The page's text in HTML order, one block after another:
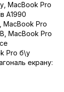
MacBook Pro
A1990
MacBook Pro
MacBook Pro
Pro б\у
екрану: